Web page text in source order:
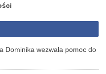
Dominika wezwała pomoc do